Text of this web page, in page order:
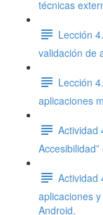
técnicas
Lección
validación de
Lección
aplicaciones
Actividad
Actividad
aplicaciones
Android.